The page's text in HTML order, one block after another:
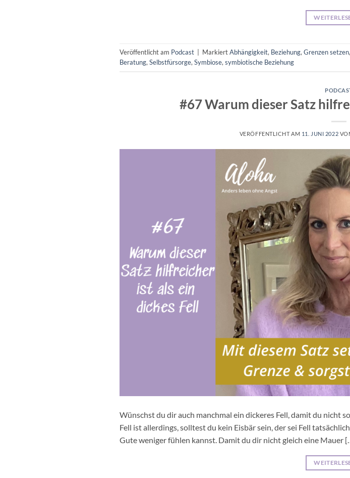
Veröffentlicht am Podcast MarkiertAbhängigkeit, Beziehung,Grenzen setzen,
Beratung,Selbstfürsorge,Symbiose,symbiotische Beziehung
#67 Warum dieser Satz
VERÖFFENTLICHT AM 11. JUNI 2022
Wünschst du dir auch manchmal ein dickeres Fell, damit du nicht
Fell ist allerdings, solltest du kein Eisbär sein, der sei Fell
Gute weniger fühlen kannst. Damit du dir nicht gleich eine Mauer